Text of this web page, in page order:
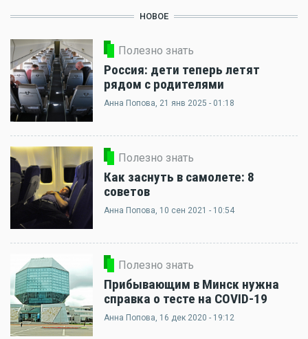
НОВОЕ
Полезно знать
Россия: дети теперь летят
рядом с родителями
Анна Попова, 21 янв 2025 - 01:18
Полезно знать
Как заснуть в самолете: 8
советов
Анна Попова, 10 сен 2021 - 10:54
Полезно знать
Прибывающим в Минск нужна
справка о тесте на COVID-19
Анна Попова, 16 дек 2020 - 19:12